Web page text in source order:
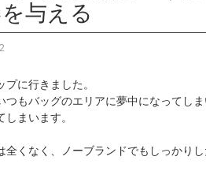
与える
に行きました。
つもバッグのエリアに夢中になってし
まいます。
全くなく、ノーブランドでもしっかり